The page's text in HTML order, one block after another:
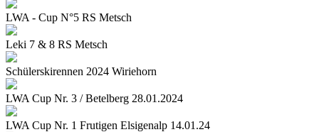
LWA - Cup N°5 RS Metsch
Leki 7 & 8 RS Metsch
Schülerskirennen 2024 Wiriehorn
LWA Cup Nr. 3 / Betelberg 28.01.2024
LWA Cup Nr. 1 Frutigen Elsigenalp 14.01.24